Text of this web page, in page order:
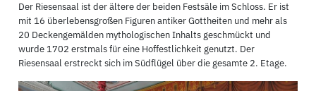
Der Riesensaal ist der ältere der beiden Festsäle im Schloss. Er ist
mit 16 überlebensgroßen Figuren antiker Gottheiten und mehr als
20 Deckengemälden mythologischen Inhalts geschmückt und
wurde 1702 erstmals für eine Hoffestlichkeit genutzt. Der
Riesensaal erstreckt sich im Südflügel über die gesamte 2. Etage.